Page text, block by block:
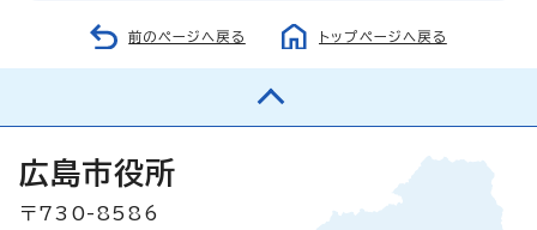
前のページへ戻る トップページへ戻る
広島市役所
〒730-8586